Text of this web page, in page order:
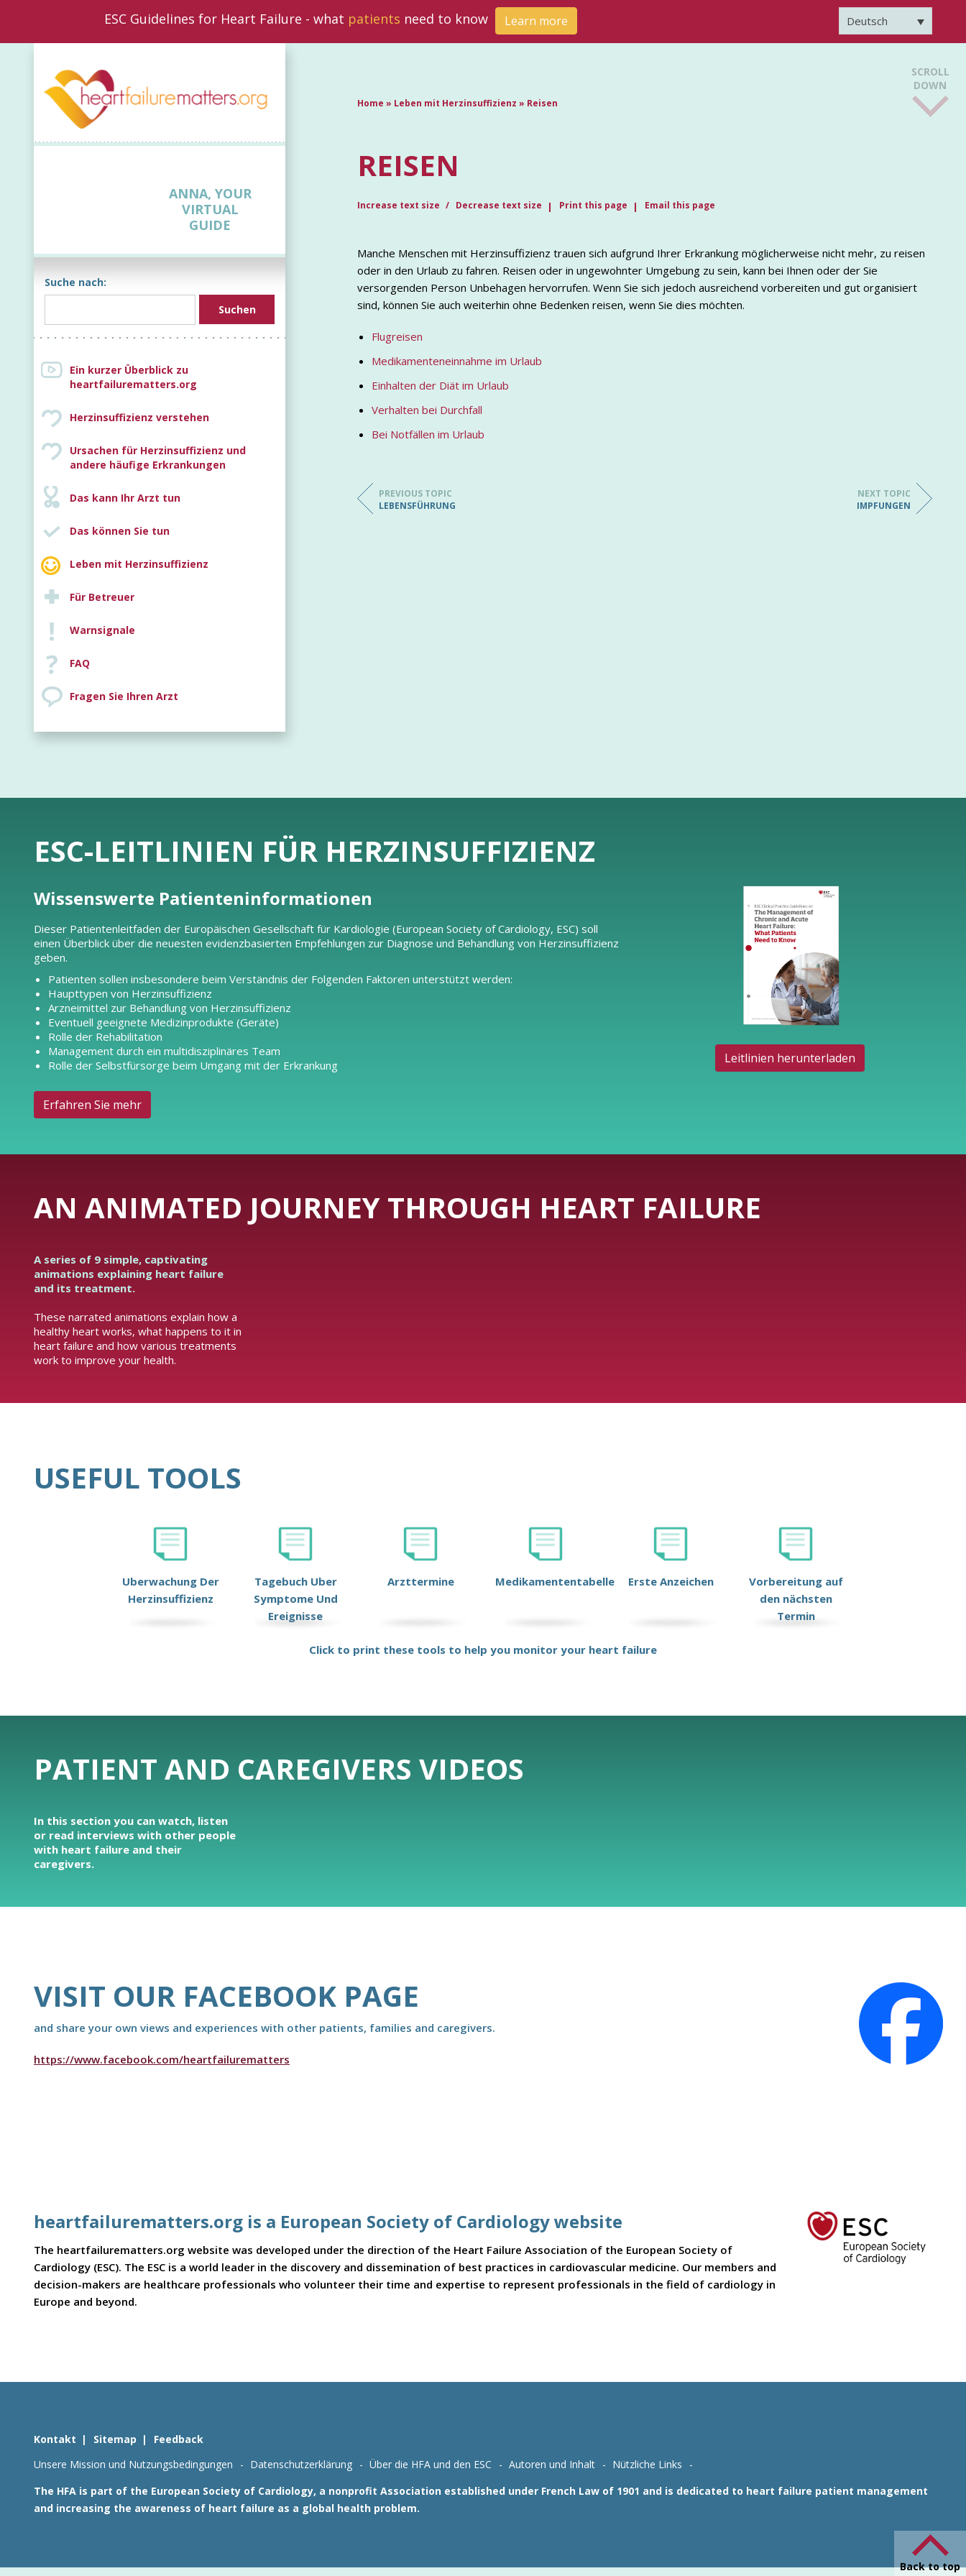
ESC Guidelines for Heart Failure - what patients need to know Learn more Deutsch
ANNA, YOUR
VIRTUAL
GUIDE
Suche nach:
Ein kurzer Überblick zu
heartfailurematters.org
Herzinsuffizienz verstehen
Ursachen für Herzinsuffizienz und
andere häufige Erkrankungen
Das kann Ihr Arzt tun
Das können Sie tun
Leben mit Herzinsuffizienz
Für Betreuer
Warnsignale
FAQ
Fragen Sie Ihren Arzt
Home » Leben mit Herzinsuffizienz » Reisen
REISEN
Increase text size Decrease text size Print this page Email this page
Manche Menschen mit Herzinsuffizienz trauen sich aufgrund Ihrer Erkrankung möglicherweise nicht mehr, zu reisen
oder in den Urlaub zu fahren. Reisen oder in ungewohnter Umgebung zu sein, kann bei Ihnen oder der Sie
versorgenden Person Unbehagen hervorrufen. Wenn Sie sich jedoch ausreichend vorbereiten und gut organisiert
sind, können Sie auch weiterhin ohne Bedenken reisen, wenn Sie dies möchten.
Flugreisen
Medikamenteneinnahme im Urlaub
Einhalten der Diät im Urlaub
Verhalten bei Durchfall
Bei Notfällen im Urlaub
PREVIOUS TOPIC
LEBENSFÜHRUNG
NEXT TOPIC
IMPFUNGEN
ESC-LEITLINIEN FÜR HERZINSUFFIZIENZ
Wissenswerte Patienteninformationen
Dieser Patientenleitfaden der Europäischen Gesellschaft für Kardiologie (European Society of Cardiology, ESC) soll
einen Überblick über die neuesten evidenzbasierten Empfehlungen zur Diagnose und Behandlung von Herzinsuffizienz
geben.
Patienten sollen insbesondere beim Verständnis der Folgenden Faktoren unterstützt werden:
Haupttypen von Herzinsuffizienz
Arzneimittel zur Behandlung von Herzinsuffizienz
Eventuell geeignete Medizinprodukte (Geräte)
Rolle der Rehabilitation
Management durch ein multidisziplinäres Team
Rolle der Selbstfürsorge beim Umgang mit der Erkrankung
Erfahren Sie mehr
Leitlinien herunterladen
AN ANIMATED JOURNEY THROUGH HEART FAILURE
A series of 9 simple, captivating
animations explaining heart failure
and its treatment.
These narrated animations explain how a
healthy heart works, what happens to it in
heart failure and how various treatments
work to improve your health.
USEFUL TOOLS
Uberwachung Der
Herzinsuffizienz
Tagebuch Uber
Symptome Und
Ereignisse
Arzttermine Medikamententabelle Erste Anzeichen
Vorbereitung auf
den nächsten
Termin
Click to print these tools to help you monitor your heart failure
PATIENT AND CAREGIVERS VIDEOS
In this section you can watch, listen
or read interviews with other people
with heart failure and their
caregivers.
VISIT OUR FACEBOOK PAGE
and share your own views and experiences with other patients, families and caregivers.
https://www.facebook.com/heartfailurematters
heartfailurematters.org is a European Society of Cardiology website
The heartfailurematters.org website was developed under the direction of the Heart Failure Association of the European Society of
Cardiology (ESC). The ESC is a world leader in the discovery and dissemination of best practices in cardiovascular medicine. Our members and
decision-makers are healthcare professionals who volunteer their time and expertise to represent professionals in the field of cardiology in
Europe and beyond.
Kontakt Sitemap
Feedback
Unsere Mission und Nutzungsbedingungen
Datenschutzerklärung Über die HFA und den ESC Autoren und Inhalt
Nützliche Links
The HFA is part of the European Society of Cardiology, a nonprofit Association established under French Law of 1901 and is dedicated to heart failure patient management
and increasing the awareness of heart failure as a global health problem.
Back to top
SCROLL
DOWN